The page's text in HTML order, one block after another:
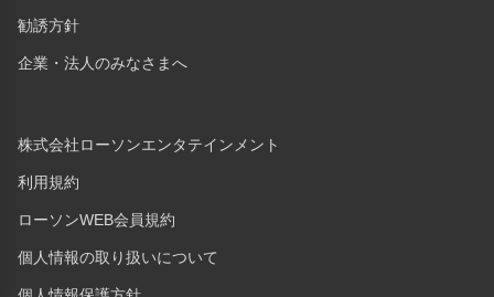
勧誘方針
企業・法人のみなさまへ
株式会社ローソンエンタテインメント
利用規約
ローソンWEB会員規約
個人情報の取り扱いについて